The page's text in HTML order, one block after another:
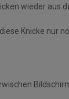
wieder aus
Knicke nur